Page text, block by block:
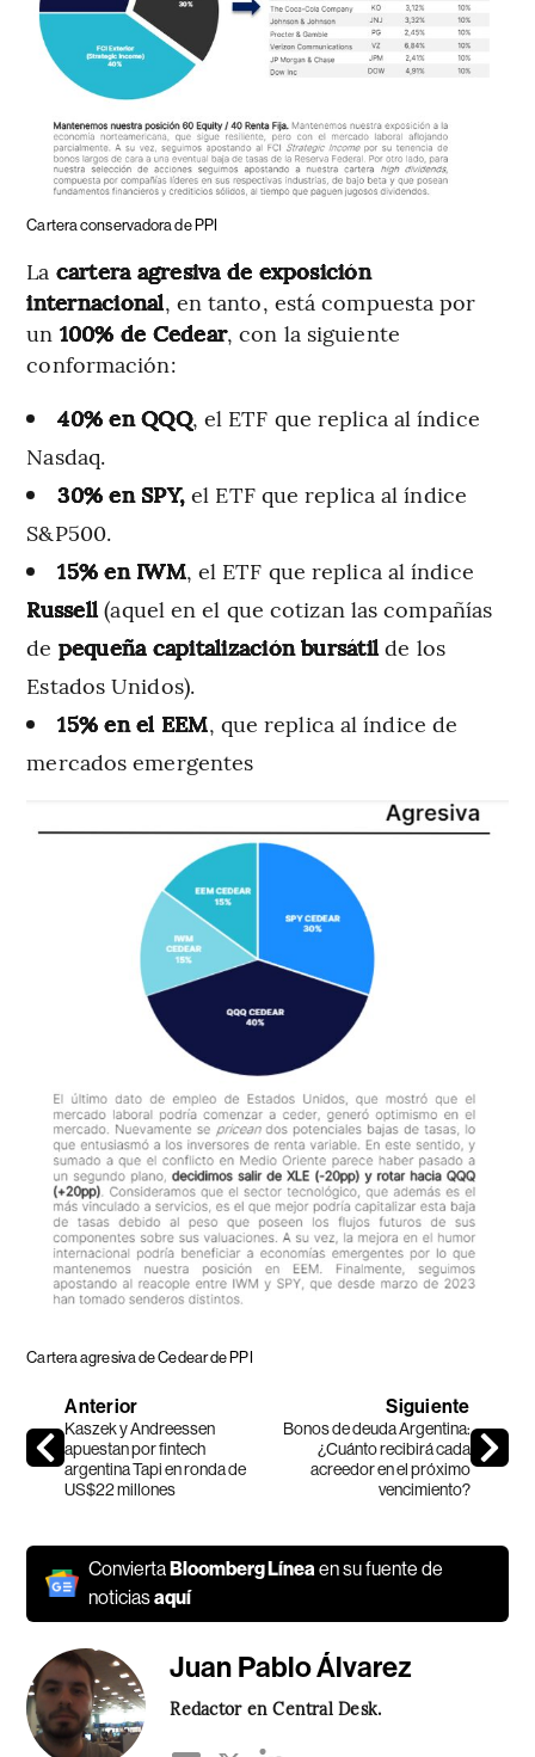
Cartera conservadora de PPI
La cartera agresiva de exposición
internacional, en tanto, está compuesta por
un 100% de Cedear, con la siguiente
conformación:
40% en QQQ, el ETF que replica al índice
Nasdaq.
30% en SPY, el ETF que replica al índice
S&P500.
15% en IWM, el ETF que replica al índice
Russell(aquel en el que cotizan las compañías
de pequeña capitalización bursátilde los
Estados Unidos).
15% en el EEM, que replica al índice de
mercados emergentes
Cartera agresiva de Cedear de PPI
Anterior
Kaszek y Andreessen
apuestan por fintech
argentina Tapi en ronda de
US$22 millones
Siguiente
Bonos de deuda Argentina:
¿Cuánto recibirá cada
acreedor en el próximo
vencimiento?
ConviertaBloomberg Línea en su fuente de
noticiasaquí
Juan Pablo Álvarez
Redactor en Central Desk.